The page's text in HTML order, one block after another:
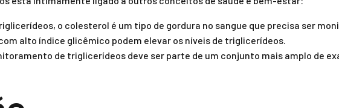
o colesterol é um tipo de gordura no sangue que precisa ser
alto índice glicêmico podem elevar os níveis de triglicerídeos.
de triglicerídeos deve ser parte de um conjunto mais amplo de